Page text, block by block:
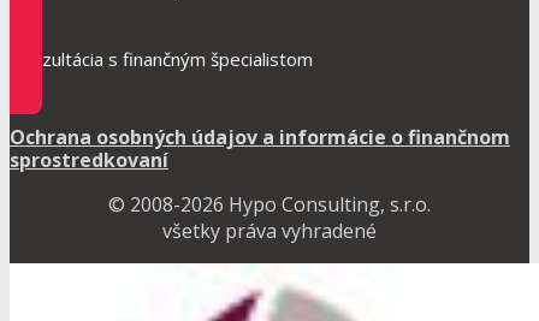
Konzultácia s finančným špecialistom
Ochrana osobných údajov a informácie o finančnom
sprostredkovaní
© 2008-2026 Hypo Consulting, s.r.o.
všetky práva vyhradené